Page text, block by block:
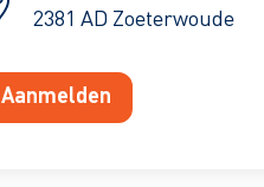
2381 AD Zoeterwoude
Aanmelden